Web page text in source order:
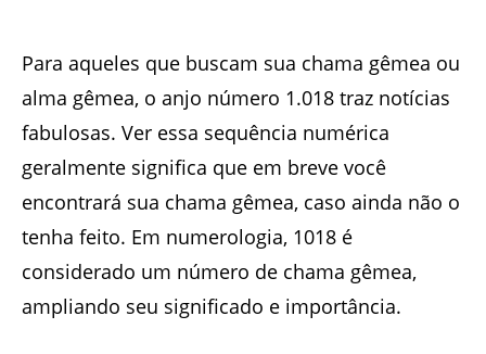
Para aqueles que buscam sua chama gêmea ou
alma gêmea, o anjo número 1.018 traz notícias
fabulosas. Ver essa sequência numérica
geralmente significa que em breve você
encontrará sua chama gêmea, caso ainda não o
tenha feito. Em numerologia, 1018 é
considerado um número de chama gêmea,
ampliando seu significado e importância.